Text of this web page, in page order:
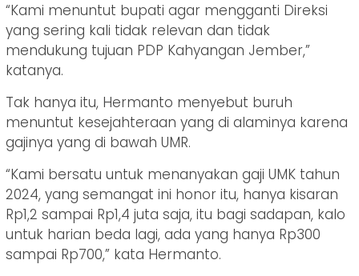
“Kami menuntut bupati agar mengganti Direksi
yang sering kali tidak relevan dan tidak
mendukung tujuan PDP Kahyangan Jember,”
katanya.
Tak hanya itu, Hermanto menyebut buruh
menuntut kesejahteraan yang di alaminya karena
gajinya yang di bawah UMR.
“Kami bersatu untuk menanyakan gaji UMK tahun
2024, yang semangat ini honor itu, hanya kisaran
Rp1,2 sampai Rp1,4 juta saja, itu bagi sadapan, kalo
untuk harian beda lagi, ada yang hanya Rp300
sampai Rp700,” kata Hermanto.